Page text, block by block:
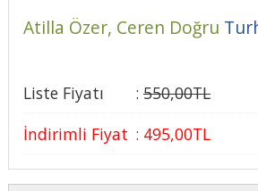
Atilla Özer, Ceren Doğru
Liste Fiyatı : 550,00TL
İndirimli Fiyat : 495,00TL